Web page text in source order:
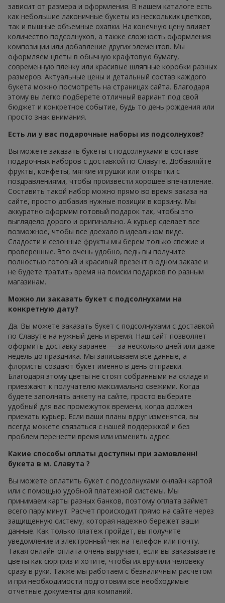
зависит от размера и оформления. В нашем каталоге есть
как небольшие лаконичные букеты из нескольких цветков,
так и пышные объемные охапки. На конечную цену влияет
количество подсолнухов, а также сложность оформления
композиции или добавление других элементов. Мы
оформляем цветы в обычную крафтовую бумагу,
современную пленку или красивые шляпные коробки разных
размеров. Актуальные цены и детальный состав каждого
букета можно посмотреть на страницах сайта. Благодаря
этому вы легко подберете отличный вариант под свой
бюджет и конкретное событие, будь то день рождения или
просто знак внимания.
Есть ли у вас подарочные наборы из подсолнухов?
Вы можете заказать букеты с подсолнухами в составе
подарочных наборов с доставкой по Славуте. Добавляйте
фрукты, конфеты, мягкие игрушки или открытки с
поздравлениями, чтобы произвести хорошее впечатление.
Составить такой набор можно прямо во время заказа на
сайте, просто добавив нужные позиции в корзину. Мы
аккуратно оформим готовый подарок так, чтобы это
выглядело дорого и оригинально. А курьер сделает все
возможное, чтобы все доехало в идеальном виде.
Сладости и сезонные фрукты мы берем только свежие и
проверенные. Это очень удобно, ведь вы получите
полностью готовый и красивый презент в одном заказе и
не будете тратить время на поиски подарков по разным
магазинам.
Можно ли заказать букет с подсолнухами на
конкретную дату?
Да. Вы можете заказать букет с подсолнухами с доставкой
по Славуте на нужный день и время. Наш сайт позволяет
оформить доставку заранее — за несколько дней или даже
недель до праздника. Мы записываем все данные, а
флористы создают букет именно в день отправки.
Благодаря этому цветы не стоят собранными на складе и
приезжают к получателю максимально свежими. Когда
будете заполнять анкету на сайте, просто выберите
удобный для вас промежуток времени, когда должен
приехать курьер. Если ваши планы вдруг изменятся, вы
всегда можете связаться с нашей поддержкой и без
проблем перенести время или изменить адрес.
Какие способы оплаты доступны при замовленні
букета в м. Славута ?
Вы можете оплатить букет с подсолнухами онлайн картой
или с помощью удобной платежной системы. Мы
принимаем карты разных банков, поэтому оплата займет
всего пару минут. Расчет происходит прямо на сайте через
защищенную систему, которая надежно бережет ваши
данные. Как только платеж пройдет, вы получите
уведомление и электронный чек на телефон или почту.
Такая онлайн-оплата очень выручает, если вы заказываете
цветы как сюрприз и хотите, чтобы их вручили человеку
сразу в руки. Также мы работаем с безналичным расчетом
и при необходимости подготовим все необходимые
отчетные документы для компаний.